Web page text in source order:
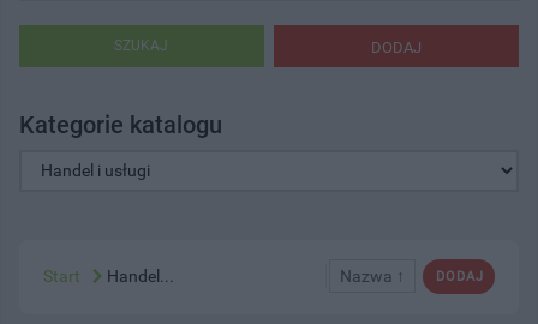
DODAJ
SZUKAJ
Kategorie katalogu
DODAJ
Nazwa ↑
Start Handel...